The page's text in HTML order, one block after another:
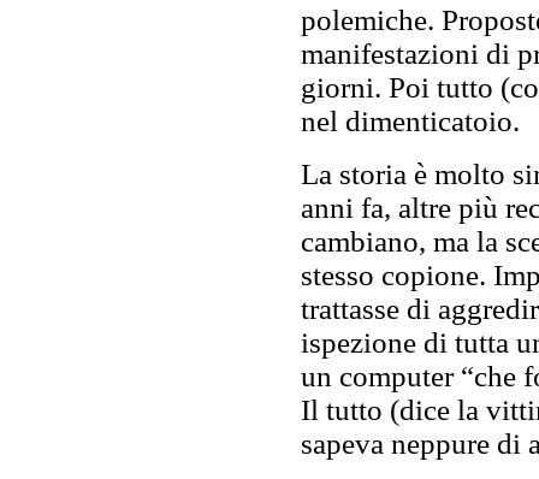
polemiche.
manifestazioni di
giorni. Poi tutto
nel dimenticatoio.
La storia è molto
anni fa, altre più
cambiano, ma la
stesso copione.
trattasse di
ispezione di tutta
un computer “che
Il tutto (dice la
sapeva neppure di